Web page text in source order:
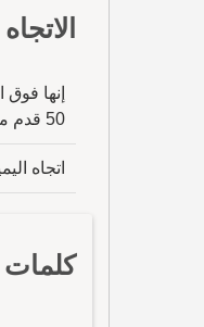
إنها
50 قدم من أي اتجاه
اتجاه
كلمات